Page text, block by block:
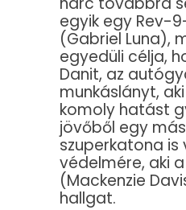
egyik egy Rev-
(Gabriel Luna),
egyedüli célja,
Danit, az
munkáslányt,
komoly hatást
jövőből egy
szuperkatona is
védelmére, aki
(Mackenzie
hallgat.